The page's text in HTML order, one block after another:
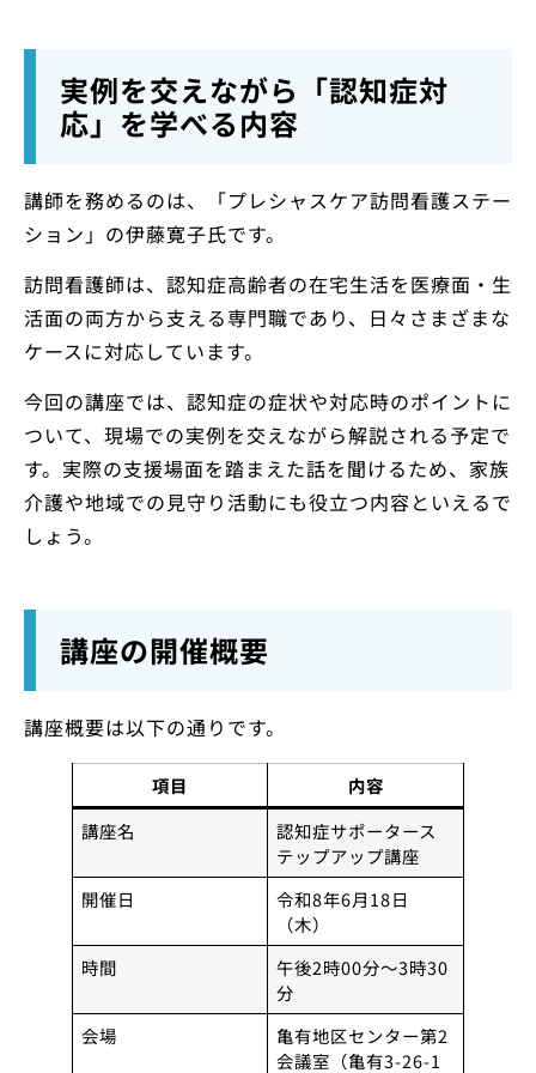
実例を交えながら「認知症対
応」を学べる内容
講師を務めるのは、「プレシャスケア訪問看護ステー
ション」の伊藤寛子氏です。
訪問看護師は、認知症高齢者の在宅生活を医療面・生
活面の両方から支える専門職であり、日々さまざまな
ケースに対応しています。
今回の講座では、認知症の症状や対応時のポイントに
ついて、現場での実例を交えながら解説される予定で
す。実際の支援場面を踏まえた話を聞けるため、家族
介護や地域での見守り活動にも役立つ内容といえるで
しょう。
講座の開催概要
講座概要は以下の通りです。
項目
内容
講座名
認知症サポータース
テップアップ講座
開催日
令和8年6月18日
（木）
時間
午後2時00分～3時30
分
会場
亀有地区センター第2
会議室（亀有3-26-1